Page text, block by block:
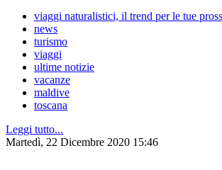
viaggi naturalistici, il trend per le tue
news
turismo
viaggi
ultime notizie
vacanze
maldive
toscana
Leggi tutto...
Martedì, 22 Dicembre 2020 15:46